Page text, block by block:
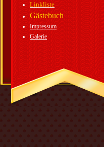
Linkliste
Gästebuch
Impressum
Galerie